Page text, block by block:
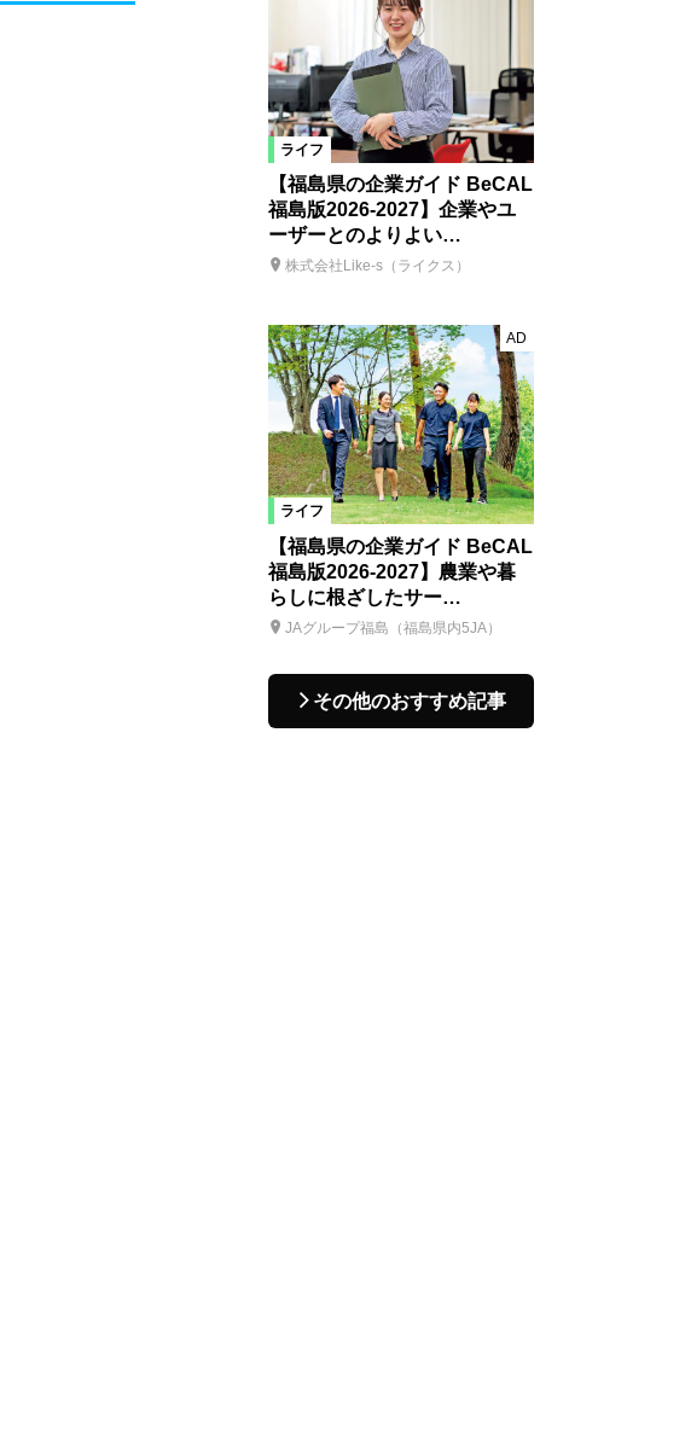
ライフ
【福島県の企業ガイド BeCAL
福島版2026-2027】企業やユ
ーザーとのよりよい…
株式会社Like-s（ライクス）
ライフ
AD
【福島県の企業ガイド BeCAL
福島版2026-2027】農業や暮
らしに根ざしたサー…
JAグループ福島（福島県内5JA）
その他のおすすめ記事